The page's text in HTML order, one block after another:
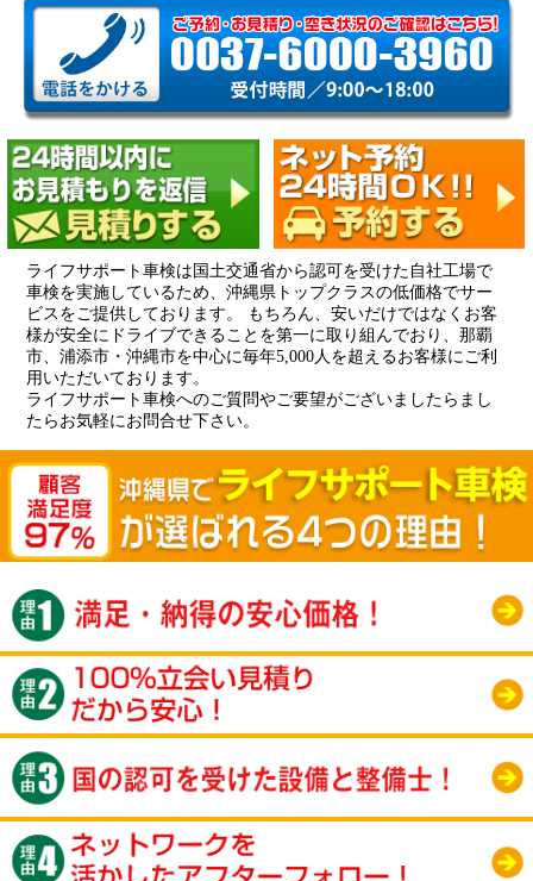
ライフサポート車検は国土交通省から認可を受けた自社工場で
車検を実施しているため、沖縄県トップクラスの低価格でサー
ビスをご提供しております。 もちろん、安いだけではなくお客
様が安全にドライブできることを第一に取り組んでおり、那覇
市、浦添市・沖縄市を中心に毎年5,000人を超えるお客様にご利
用いただいております。
ライフサポート車検へのご質問やご要望がございましたらまし
たらお気軽にお問合せ下さい。